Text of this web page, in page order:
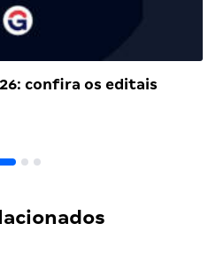
confira os editais